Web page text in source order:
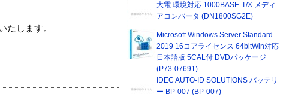
たします。
大電 環境対応 1000BASE-T/X メディ
アコンバータ (DN1800SG2E)
Microsoft Windows Server Standard
2019 16コアライセンス 64bitWin対応
日本語版 5CAL付 DVDパッケージ
(P73-07691)
IDEC AUTO-ID SOLUTIONS バッテリ
ー BP-007 (BP-007)